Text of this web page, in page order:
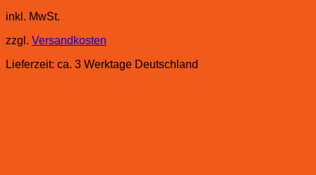
inkl. MwSt.
zzgl. Versandkosten
Lieferzeit: ca. 3 Werktage Deutschland